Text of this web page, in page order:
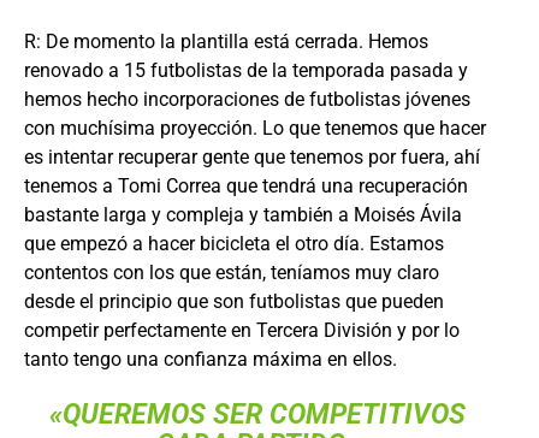
R: De momento la plantilla está cerrada. Hemos
renovado a 15 futbolistas de la temporada pasada y
hemos hecho incorporaciones de futbolistas jóvenes
con muchísima proyección. Lo que tenemos que hacer
es intentar recuperar gente que tenemos por fuera, ahí
tenemos a Tomi Correa que tendrá una recuperación
bastante larga y compleja y también a Moisés Ávila
que empezó a hacer bicicleta el otro día. Estamos
contentos con los que están, teníamos muy claro
desde el principio que son futbolistas que pueden
competir perfectamente en Tercera División y por lo
tanto tengo una confianza máxima en ellos.
«QUEREMOS SER COMPETITIVOS